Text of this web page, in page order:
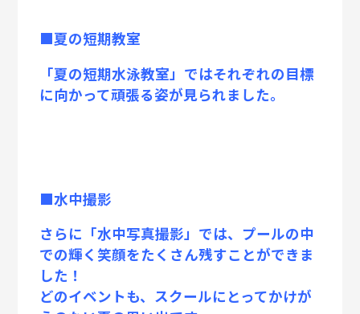
■夏の短期教室
「夏の短期水泳教室」ではそれぞれの目標
に向かって頑張る姿が見られました。
■水中撮影
さらに「水中写真撮影」では、プールの中
での輝く笑顔をたくさん残すことができま
した！
どのイベントも、スクールにとってかけが